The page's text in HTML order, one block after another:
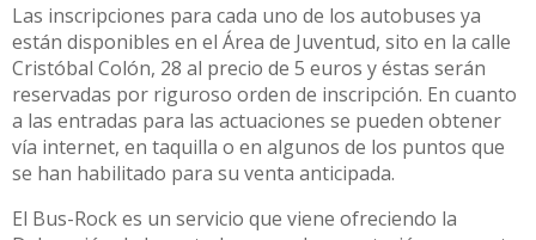
Las inscripciones para cada uno de los autobuses ya
están disponibles en el Área de Juventud, sito en la calle
Cristóbal Colón, 28 al precio de 5 euros y éstas serán
reservadas por riguroso orden de inscripción. En cuanto
a las entradas para las actuaciones se pueden obtener
vía internet, en taquilla o en algunos de los puntos que
se han habilitado para su venta anticipada.
El Bus-Rock es un servicio que viene ofreciendo la